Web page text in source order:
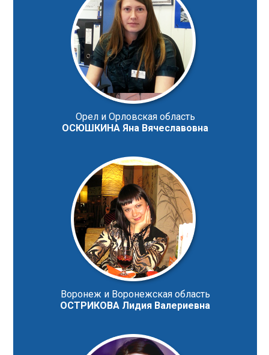
Орел и Орловская область
ОСЮШКИНА Яна Вячеславовна
Воронеж и Воронежская область
ОСТРИКОВА Лидия Валериевна